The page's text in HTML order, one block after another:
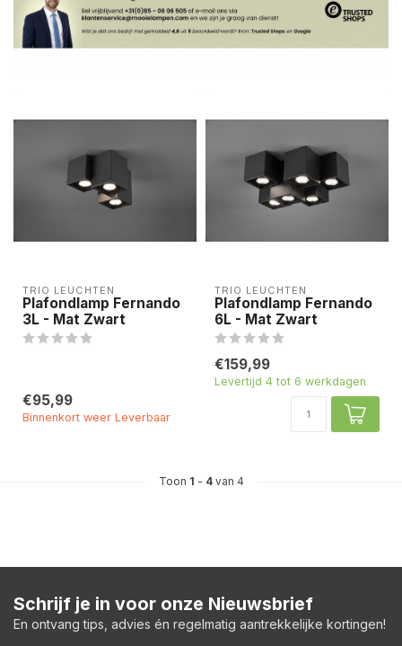
TRIO LEUCHTEN
Plafondlamp Fernando
3L - Mat Zwart
€95,99
Binnenkort weer Leverbaar
TRIO LEUCHTEN
Plafondlamp Fernando
6L - Mat Zwart
€159,99
Levertijd 4 tot 6 werkdagen
Toon 1 - 4van 4
Schrijf je in voor onze Nieuwsbrief
En ontvang tips, advies én regelmatig aantrekkelijke kortingen!